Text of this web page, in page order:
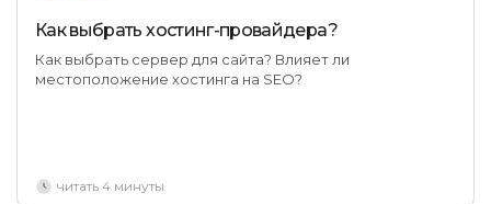
Как выбрать хостинг-провайдера?
Как выбрать сервер для сайта? Влияет ли
местоположение хостинга на SEO?
читать 4 минуты